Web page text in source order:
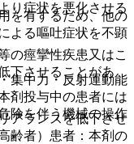
り症状を悪化させる
の痙攣性疾患又はこ
下させることがあ
アランスを低下させ
齢者）患者：本剤の
を有するため、他の
よる嘔吐症状を不顕
集中力・反射運動能
剤投与中の患者には
険を伴う機械の操作